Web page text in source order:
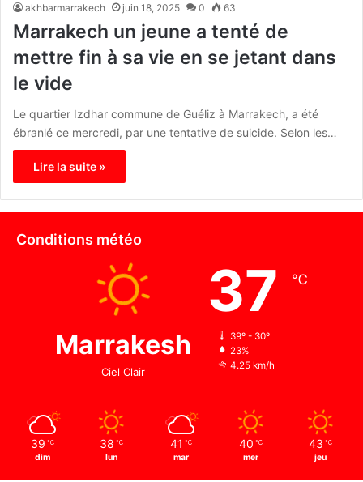
akhbarmarrakech juin 18, 2025 0 63
Marrakech un jeune a tenté de
mettre fin à sa vie en se jetant dans
le vide
Le quartier Izdhar commune de Guéliz à Marrakech, a été
ébranlé ce mercredi, par une tentative de suicide. Selon les…
Lire la suite »
Conditions météo
Marrakesh
Ciel Clair
37 ℃
39º - 30º
23%
4.25 km/h
39 ℃
dim
38 ℃
lun
41 ℃
mar
40 ℃
mer
43 ℃
jeu